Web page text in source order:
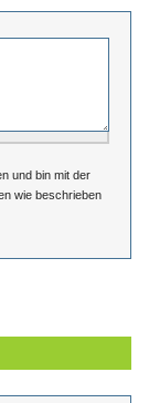
und bin mit der
wie beschrieben